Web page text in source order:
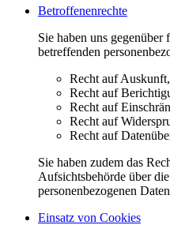
Betroffenenrechte
Sie haben uns
betreffenden
Recht auf Auskunft,
Recht auf
Recht auf
Recht auf
Recht auf
Sie haben zudem das
Aufsichtsbehörde über
personenbezogenen
Einsatz von Cookies